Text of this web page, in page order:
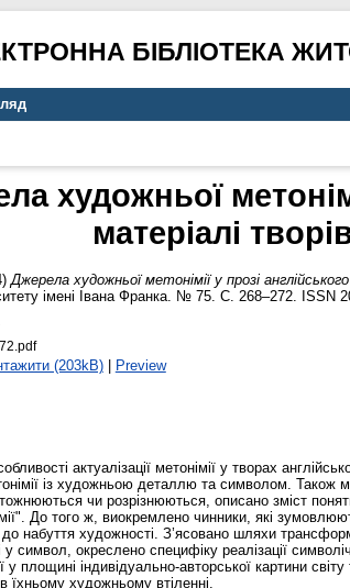
БІБЛІОТЕКА
художньої
матеріалі
Джерела художньої метонімії у прозі
імені Івана Франка. № 75. С. 268–272. ISSN
(203kB)| Preview
актуалізації метонімії у творах
із художньою деталлю та символом. Також
чи розрізнюються, описано зміст
До того ж, виокремлено чинники, які
до набуття художності. З’ясовано шляхи
у символ, окреслено специфіку реалізації
у площині індивідуально-авторської картини
їхньому художньому втіленні.